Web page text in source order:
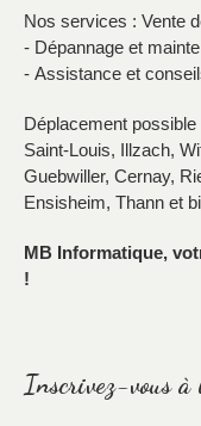
Nos services : Vente
- Dépannage et
- Assistance et
Déplacement
Saint-Louis, Illzach,
Guebwiller, Cernay,
Ensisheim, Thann et
MB Informatique,
!
Inscrivez-vous